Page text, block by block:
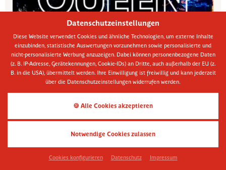
Datenschutzeinstellungen
Diese Website verwendet Cookies und ähnliche Technologien, um externe Inhalte
einzubinden, statistische Auswertungen vorzunehmen sowie personalisierte und
nicht-personalisierte Werbung anzuzeigen. Dabei können personenbezogene Daten
(z. B. IP-Adresse, Gerätekennungen, Cookie-IDs) an Dritte, auch außerhalb der EU (z.
B. in die USA), übermittelt werden. Ihre Einwilligung ist freiwillig und kann jederzeit
über die Datenschutzeinstellungen widerrufen werden.
🍪 Alle Cookies akzeptieren
Notwendige Cookies zulassen
Cookies konfigurieren Datenschutz Impressum
AMTLICHE
BEKANNTMACHUNGEN
16.10.2026 (Fr)
THE MAGIC OF QUEEN